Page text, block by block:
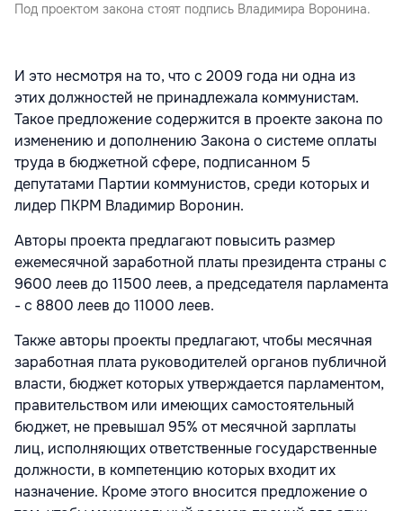
Под проектом закона стоят подпись Владимира Воронина.
И это несмотря на то, что с 2009 года ни одна из
этих должностей не принадлежала коммунистам.
Такое предложение содержится в проекте закона по
изменению и дополнению Закона о системе оплаты
труда в бюджетной сфере, подписанном 5
депутатами Партии коммунистов, среди которых и
лидер ПКРМ Владимир Воронин.
Авторы проекта предлагают повысить размер
ежемесячной заработной платы президента страны с
9600 леев до 11500 леев, а председателя парламента
- с 8800 леев до 11000 леев.
Также авторы проекты предлагают, чтобы месячная
заработная плата руководителей органов публичной
власти, бюджет которых утверждается парламентом,
правительством или имеющих самостоятельный
бюджет, не превышал 95% от месячной зарплаты
лиц, исполняющих ответственные государственные
должности, в компетенцию которых входит их
назначение. Кроме этого вносится предложение о